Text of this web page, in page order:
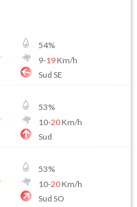
54%
9-19Km/h
Sud SE
53%
10-20Km/h
Sud
53%
10-20Km/h
Sud SO